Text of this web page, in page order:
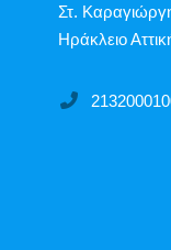
Στ.
Ηράκλειο